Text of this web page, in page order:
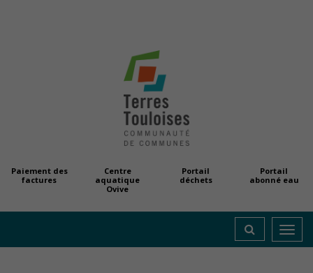
Paiement des
factures
Centre
aquatique
Ovive
Portail
déchets
Portail
abonné eau